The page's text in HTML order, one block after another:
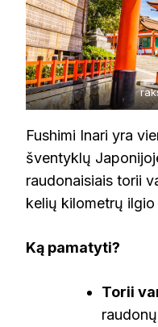
Fushimi Inari yra
šventyklų
raudonaisiais torii
kelių kilometrų ilgio
Ką pamatyti?
Torii